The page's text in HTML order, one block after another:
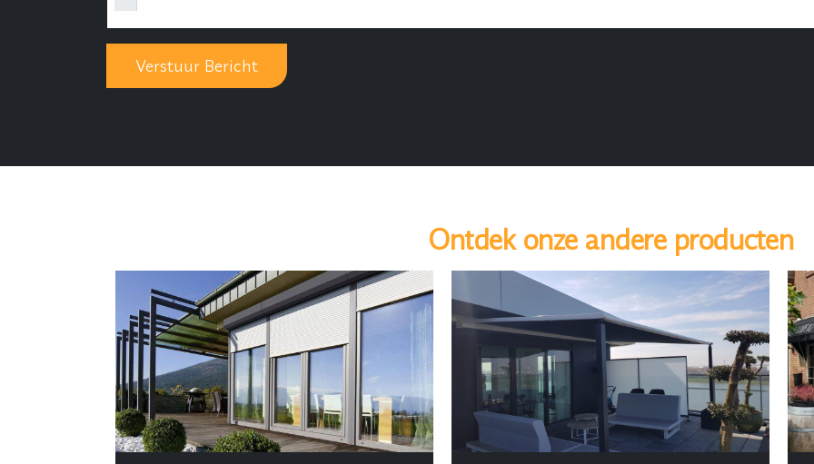
Ontdek onze andere producten